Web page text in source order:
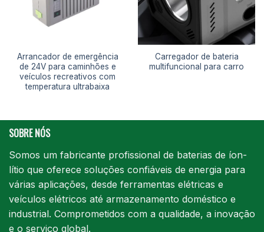
Arrancador de emergência
de 24V para caminhões e
veículos recreativos com
temperatura ultrabaixa
Carregador de bateria
multifuncional para carro
SOBRE NÓS
Somos um fabricante profissional de baterias de íon-
lítio que oferece soluções confiáveis de energia para
várias aplicações, desde ferramentas elétricas e
veículos elétricos até armazenamento doméstico e
industrial. Comprometidos com a qualidade, a inovação
e o serviço global.